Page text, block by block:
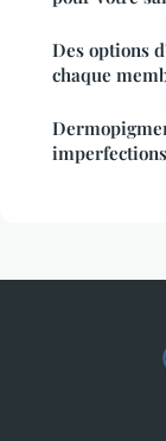
Des options
chaque
imperfections